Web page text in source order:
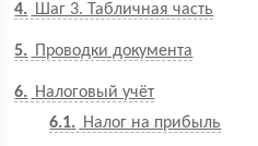
4 Шаг 3. Табличная часть
5 Проводки документа
6
Налоговый учёт
6.1
Налог на прибыль